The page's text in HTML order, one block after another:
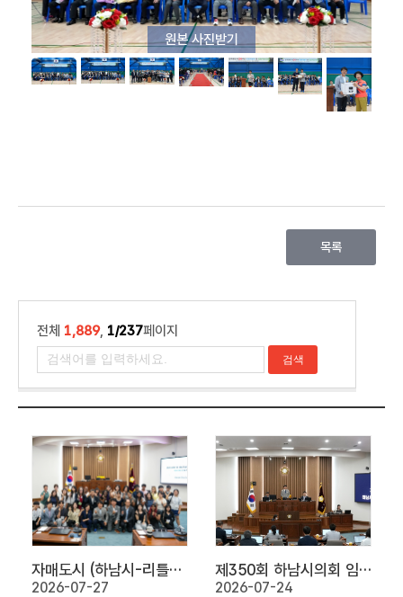
회
의
록
인
원본 사진받기
목록
전체 1,889, 1/237페이지
자매도시 (하남시-리틀락시) 청소년 교류
2026-07-27
제350회 하남시의회 임시회 제2차 본회의
2026-07-24